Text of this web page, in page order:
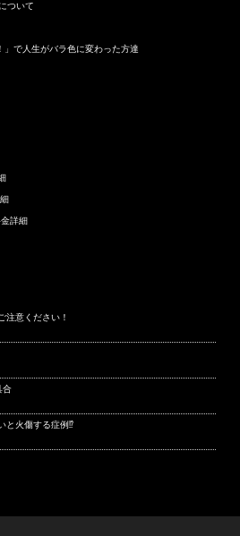
ついて
」で人生がバラ色に変わった方達
詳細
注意ください！
合
と火傷する症例⁉